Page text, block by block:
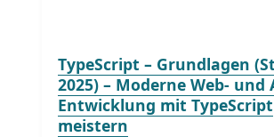
TypeScript – Grundlagen
2025) – Moderne Web- und
Entwicklung mit TypeScript
meistern